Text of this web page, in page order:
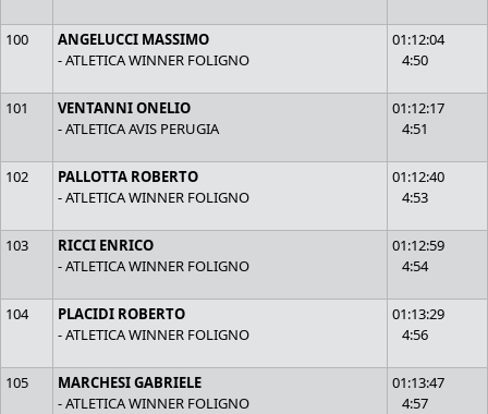
100
ANGELUCCI MASSIMO
- ATLETICA WINNER FOLIGNO
01:12:04
4:50
101
VENTANNI ONELIO
- ATLETICA AVIS PERUGIA
01:12:17
4:51
102
PALLOTTA ROBERTO
- ATLETICA WINNER FOLIGNO
01:12:40
4:53
103
RICCI ENRICO
- ATLETICA WINNER FOLIGNO
01:12:59
4:54
104
PLACIDI ROBERTO
- ATLETICA WINNER FOLIGNO
01:13:29
4:56
105
MARCHESI GABRIELE
- ATLETICA WINNER FOLIGNO
01:13:47
4:57